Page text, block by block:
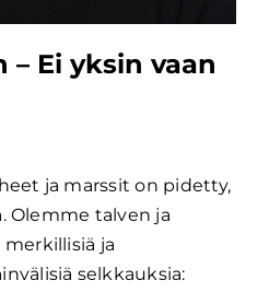
– Ei yksin vaan
ja marssit on pidetty,
Olemme talven ja
ja
selkkauksia: